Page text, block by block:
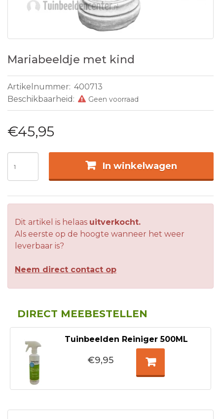
Mariabeeldje met kind
Artikelnummer: 400713
Beschikbaarheid:
Geen voorraad
€45,95
In winkelwagen
Dit artikel is helaas uitverkocht.
Als eerste op de hoogte wanneer het weer
leverbaar is?
Neem direct contact op
DIRECT MEEBESTELLEN
Tuinbeelden Reiniger 500ML
€9,95